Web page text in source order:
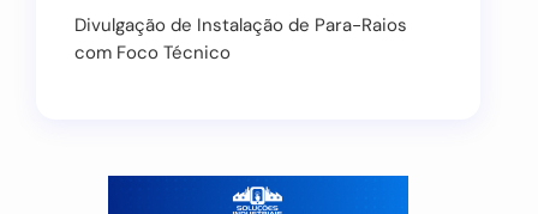
Divulgação de Instalação de Para-Raios
com Foco Técnico